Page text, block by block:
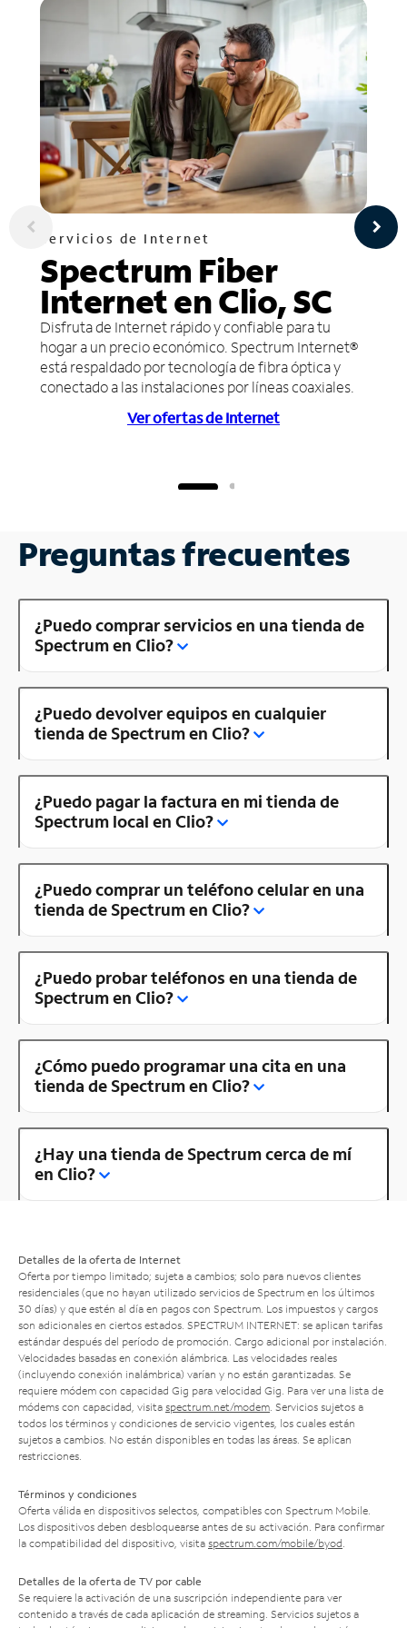
Servicios de Internet
Spectrum Fiber
Internet en Clio, SC
Disfruta de Internet rápido y confiable para tu
hogar a un precio económico. Spectrum Internet®
está respaldado por tecnología de fibra óptica y
conectado a las instalaciones por líneas coaxiales.
Ver ofertas de Internet
Preguntas frecuentes
¿Puedo comprar servicios en una tienda de
Spectrum en Clio?
¿Puedo devolver equipos en cualquier
tienda de Spectrum en Clio?
¿Puedo pagar la factura en mi tienda de
Spectrum local en Clio?
¿Puedo comprar un teléfono celular en una
tienda de Spectrum en Clio?
¿Puedo probar teléfonos en una tienda de
Spectrum en Clio?
¿Cómo puedo programar una cita en una
tienda de Spectrum en Clio?
¿Hay una tienda de Spectrum cerca de mí
en Clio?
Detalles de la oferta de Internet
Oferta por tiempo limitado; sujeta a cambios; solo para nuevos clientes
residenciales (que no hayan utilizado servicios de Spectrum en los últimos
30 días) y que estén al día en pagos con Spectrum. Los impuestos y cargos
son adicionales en ciertos estados. SPECTRUM INTERNET: se aplican tarifas
estándar después del período de promoción. Cargo adicional por instalación.
Velocidades basadas en conexión alámbrica. Las velocidades reales
(incluyendo conexión inalámbrica) varían y no están garantizadas. Se
requiere módem con capacidad Gig para velocidad Gig. Para ver una lista de
módems con capacidad, visita spectrum.net/modem . Servicios sujetos a
todos los términos y condiciones de servicio vigentes, los cuales están
sujetos a cambios. No están disponibles en todas las áreas. Se aplican
restricciones.
Términos y condiciones
Oferta válida en dispositivos selectos, compatibles con Spectrum Mobile.
Los dispositivos deben desbloquearse antes de su activación. Para confirmar
la compatibilidad del dispositivo, visita spectrum.com/mobile/byod
Detalles de la oferta de TV por cable
Se requiere la activación de una suscripción independiente para ver
contenido a través de cada aplicación de streaming. Servicios sujetos a